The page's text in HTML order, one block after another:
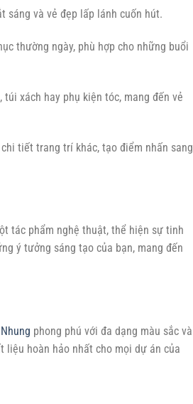
sáng và vẻ đẹp lấp lánh cuốn hút.
thường ngày, phù hợp cho những buổi
xách hay phụ kiện tóc, mang đến vẻ
tiết trang trí khác, tạo điểm nhấn sang
tác phẩm nghệ thuật, thể hiện sự tinh
ý tưởng sáng tạo của bạn, mang đến
phong phú với đa dạng màu sắc và
hoàn hảo nhất cho mọi dự án của